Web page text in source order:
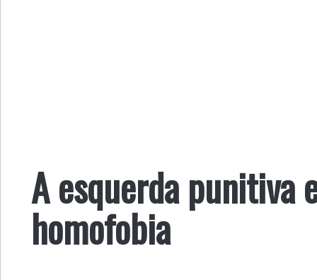
A esquerda punitiva
homofobia